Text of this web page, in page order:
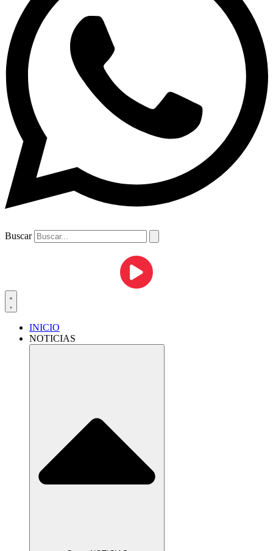
Buscar
INICIO
NOTICIAS